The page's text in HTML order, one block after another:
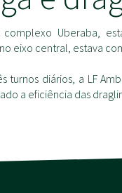
complexo Uberaba,
eixo central, estava
turnos diários, a LF
a eficiência das